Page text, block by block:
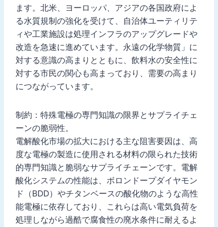
ます。北米、ヨーロッパ、アジアの各国政府によ
る水質規制の強化を受けて、自治体ユーティリテ
ィや工業施設は処理インフラのアップグレードや
改造を急速に進めています。永遠の化学物質」に
対する意識の高まりとともに、飲料水の安全性に
対する市民の関心も高まっており、需要の高まり
につながっています。
制約：特殊電極の専門知識の限界とサプライチェ
ーンの脆弱性。
電解酸化市場の拡大における主な阻害要因は、高
度な電極の製造に使用される材料の限られた技術
的専門知識と脆弱なサプライチェーンです。電解
酸化システムの性能は、ボロンドープダイヤモン
ド（BDD）やチタンベースの酸化物のような高性
能電極に依存しており、これらは高い電気負荷を
処理しながら過酷で腐食性の廃水条件に耐えるよ